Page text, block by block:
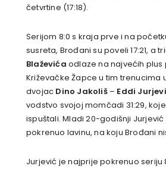
četvrtine (17:18).
Serijom 8:0 s kraja prve i na
susreta, Brođani su poveli 17:21, a
Blaževića odlaze na najvećih plus
Križevačke Žapce u tim trenucima
dvojac Dino Jakoliš– Eddi
vodstvo svojoj momčadi 31:29,
ispuštali. Mladi 20-godišnji
pokrenuo lavinu, na koju Brođani
Jurjević je najprije pokrenuo seriju